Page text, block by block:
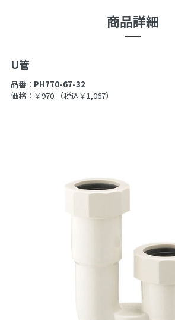
商品詳細
U管
品番： PH770-67-32
価格：￥970
（税込￥1,067）